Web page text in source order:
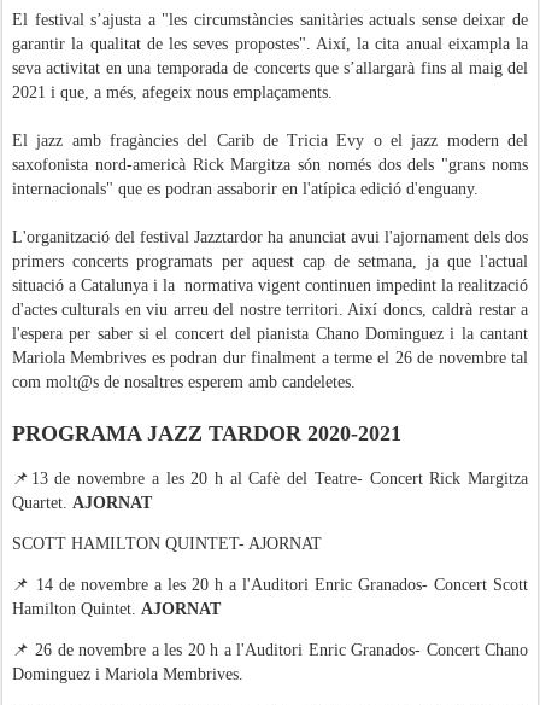
El festival s’ajusta a "les circumstàncies sanitàries actuals sense deixar de
garantir la qualitat de les seves propostes". Així, la cita anual eixampla la
seva activitat en una temporada de concerts que s’allargarà fins al maig del
2021 i que, a més, afegeix nous emplaçaments.
El jazz amb fragàncies del Carib de Tricia Evy o el jazz modern del
saxofonista nord-americà Rick Margitza són només dos dels "grans noms
internacionals" que es podran assaborir en l'atípica edició d'enguany.
L'organització del festival Jazztardor ha anunciat avui l'ajornament dels dos
primers concerts programats per aquest cap de setmana, ja que l'actual
situació a Catalunya i la normativa vigent continuen impedint la realització
d'actes culturals en viu arreu del nostre territori. Així doncs, caldrà restar a
l'espera per saber si el concert del pianista Chano Dominguez i la cantant
Mariola Membrives es podran dur finalment a terme el 26 de novembre tal
com molt@s de nosaltres esperem amb candeletes.
PROGRAMA JAZZ TARDOR 2020-2021
📌13 de novembre a les 20 h al Cafè del Teatre- Concert Rick Margitza
Quartet. AJORNAT
SCOTT HAMILTON QUINTET- AJORNAT
📌 14 de novembre a les 20 h a l'Auditori Enric Granados- Concert Scott
Hamilton Quintet. AJORNAT
📌 26 de novembre a les 20 h a l'Auditori Enric Granados- Concert Chano
Dominguez i Mariola Membrives.